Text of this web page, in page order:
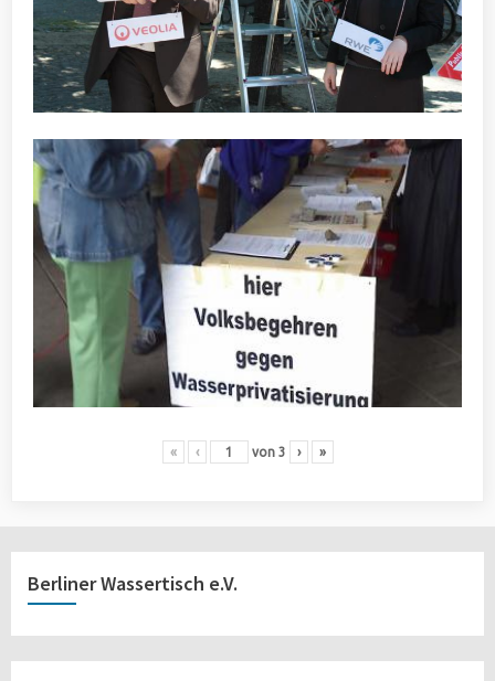
« ‹ von 3 › »
Berliner Wassertisch e.V.